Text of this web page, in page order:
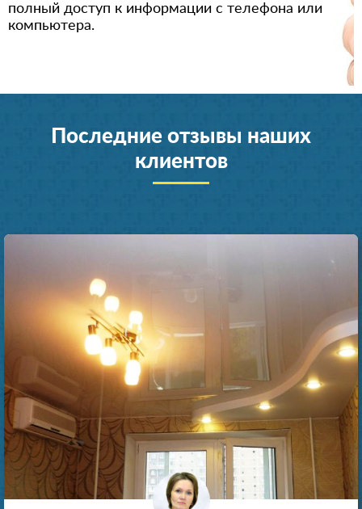
полный доступ к информации с телефона или
компьютера.
Последние отзывы наших
клиентов